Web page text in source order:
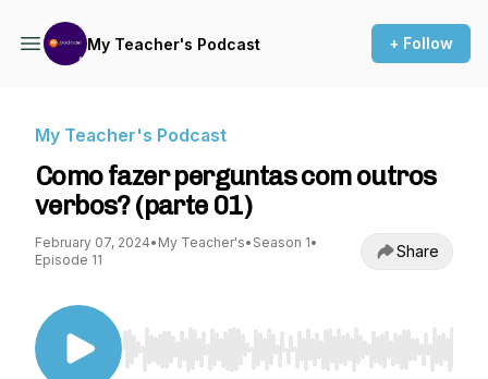
My Teacher's Podcast + Follow
My Teacher's Podcast
Como fazer perguntas com outros
verbos? (parte 01)
February 07, 2024• My Teacher's• Season 1•
Episode 11
Share
Use Left/Right to seek, Home/End to jump to